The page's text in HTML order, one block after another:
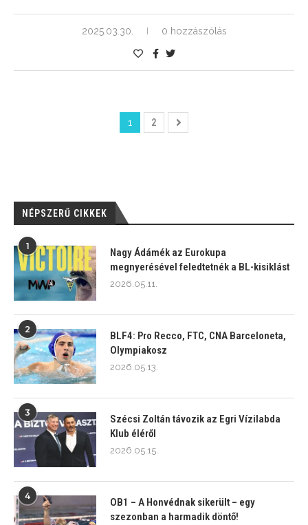
2025.03.30. 0 hozzászólás
1 2
NÉPSZERŰ CIKKEK
1
Nagy Ádámék az Eurokupa
megnyerésével feledtetnék a BL-kisiklást
2026.05.11.
2
BLF4: Pro Recco, FTC, CNA Barceloneta,
Olympiakosz
2026.05.13.
3
Szécsi Zoltán távozik az Egri Vízilabda
Klub éléről
2026.05.15.
4
OB1 – A Honvédnak sikerült – egy
szezonban a harmadik döntő!